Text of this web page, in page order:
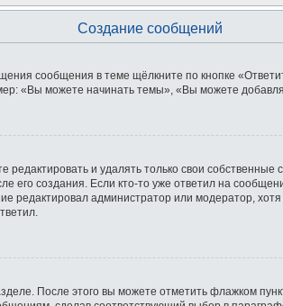
Создание сообщений
сообщения в теме щёлкните по кнопке
«Вы можете начинать темы», «Вы можете
и удалять только свои
его создания. Если кто-то уже ответил на
редактировал администратор или модератор,
После этого вы можете отметить флажком